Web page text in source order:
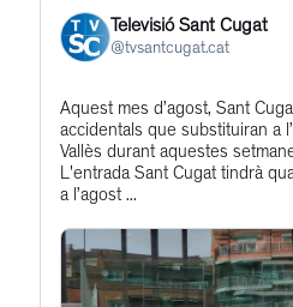
Televisió Sant Cugat
@tvsantcugat.cat
Get
to
this
post
Aquest mes d’agost, Sant
accidentals que substituiran a
Vallès durant aquestes
L'entrada Sant Cugat tindrà
a l’agost ...